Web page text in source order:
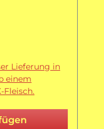
Lieferung in
einem
Fleisch.